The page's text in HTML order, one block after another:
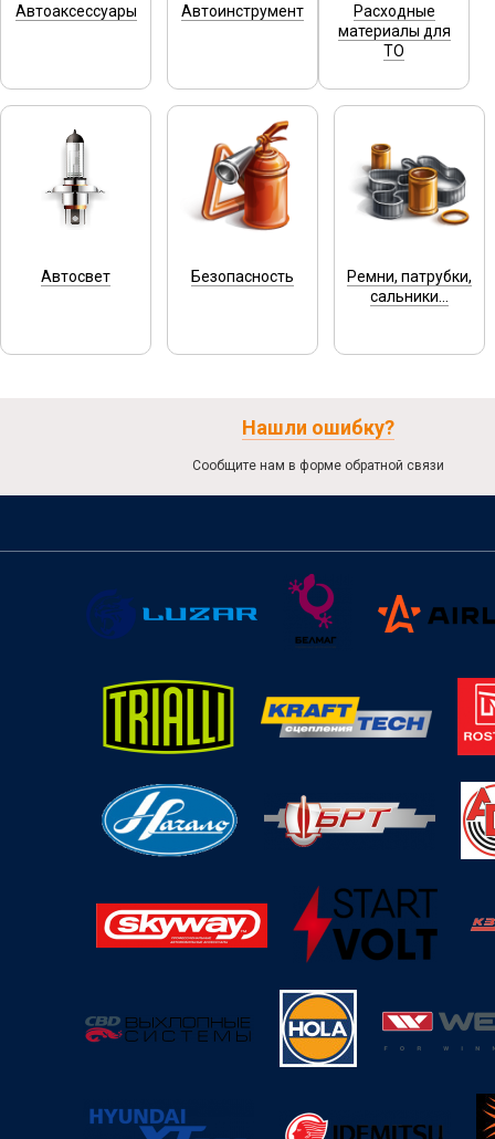
Автоаксессуары Автоинструмент
Расходные
материалы для
ТО
Автосвет Безопасность
Ремни, патрубки,
сальники...
Нашли ошибку?
Сообщите нам в форме обратной связи